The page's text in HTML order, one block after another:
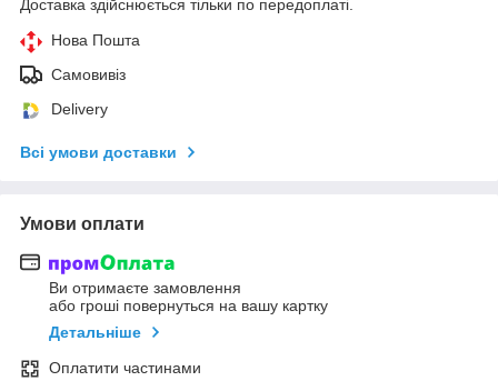
Доставка здійснюється тільки по передоплаті.
Нова Пошта
Самовивіз
Delivery
Всі умови доставки
Умови оплати
Ви отримаєте замовлення
або гроші повернуться на вашу картку
Детальніше
Оплатити частинами